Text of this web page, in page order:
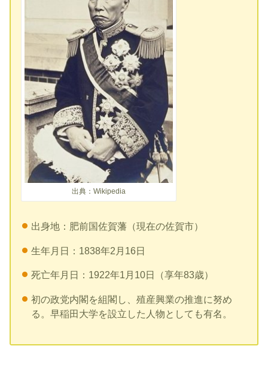
出典：Wikipedia
出身地：肥前国佐賀藩（現在の佐賀市）
生年月日：1838年2月16日
死亡年月日：1922年1月10日（享年83歳）
初の政党内閣を組閣し、殖産興業の推進に努め
る。早稲田大学を設立した人物としても有名。